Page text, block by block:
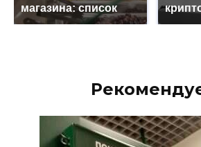
магазина: список